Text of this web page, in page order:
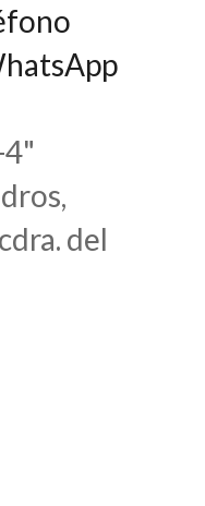
del